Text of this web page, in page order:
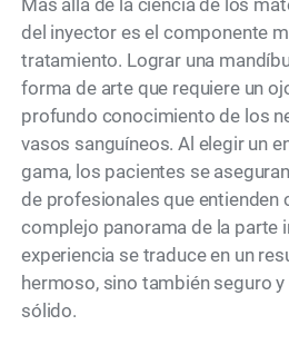
Más allá de la ciencia de los
del inyector es el componente
tratamiento. Lograr una
forma de arte que requiere un
profundo conocimiento de los
vasos sanguíneos. Al elegir un
gama, los pacientes se
de profesionales que entienden
complejo panorama de la parte
experiencia se traduce en un
hermoso, sino también seguro
sólido.